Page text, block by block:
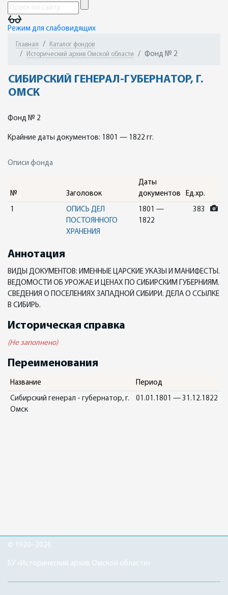
Режим для слабовидящих
Главная
Каталог фондов
Исторический архив Омской области
Фонд № 2
СИБИРСКИЙ ГЕНЕРАЛ-ГУБЕРНАТОР, Г.
ОМСК
Фонд № 2
Крайние даты документов: 1801 — 1822 гг.
Описи фонда
№ Заголовок
Даты
документов
Ед.хр.
1
ОПИСЬ ДЕЛ
ПОСТОЯННОГО
ХРАНЕНИЯ
1801 —
1822
383
Аннотация
ВИДЫ ДОКУМЕНТОВ: ИМЕННЫЕ ЦAРСКИЕ УКАЗЫ И МАНИФЕСТЫ.
ВЕДОМОСТИ ОБ УРОЖАЕ И ЦЕНАХ ПО СИБИРСКИМ ГУБЕРНИЯМ.
СВЕДЕНИЯ О ПОСЕЛЕНИЯХ ЗАПАДНОЙ СИБИРИ. ДЕЛА О ССЫЛКЕ
В СИБИРЬ.
Историческая справка
(Не заполнено)
Переименования
Название Период
Сибирский генерал - губернатор, г.
Омск
01.01.1801 — 31.12.1822
© 1920–2026
БУ «Исторический архив Омской области»